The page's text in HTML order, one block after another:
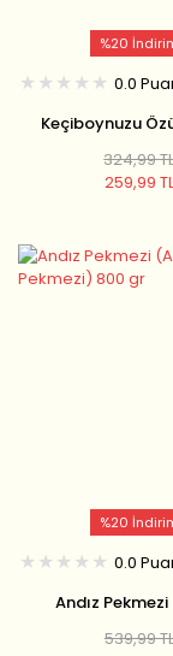
%20
0.0
Keçiboynuzu
324,99
259,99 TL
%20
0.0
Andız
539,99 TL